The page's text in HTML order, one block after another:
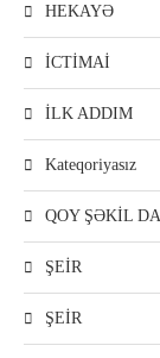
HEKAYƏ
İCTİMAİ
İLK ADDIM
Kateqoriyasız
QOY ŞƏKİL
ŞEİR
ŞEİR